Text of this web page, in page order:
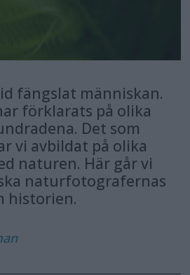
fängslat människan.
förklarats på olika
Det som
vi avbildat på olika
naturen. Här går vi
naturfotografernas
historien.